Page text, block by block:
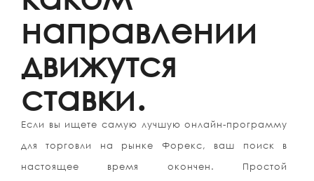
направлении
движутся
ставки.
Если вы ищете самую лучшую онлайн-программу
для торговли на рынке Форекс, ваш поиск в
настоящее время окончен. Простой